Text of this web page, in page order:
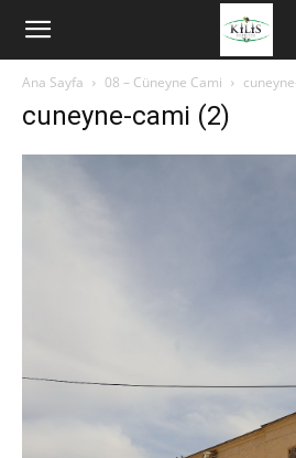
Ana Sayfa 08 – Cüneyne Cami
cuneyne-cami (2)